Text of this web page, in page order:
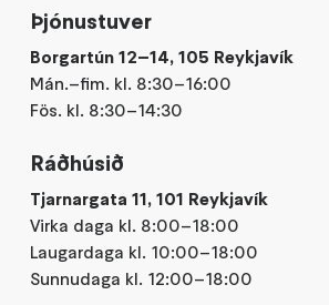
Þjónustuver
Borgartún 12–14, 105 Reykjavík
Mán.–fim. kl. 8:30–16:00
Fös. kl. 8:30–14:30
Ráðhúsið
Tjarnargata 11, 101 Reykjavík
Virka daga kl. 8:00–18:00
Laugardaga kl. 10:00–18:00
Sunnudaga kl. 12:00–18:00